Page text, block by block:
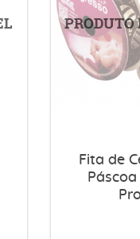
Fita de
Páscoa